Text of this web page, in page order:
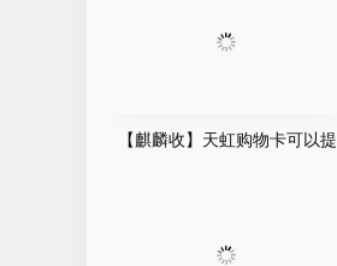
【麒麟收】天虹购物卡可以提